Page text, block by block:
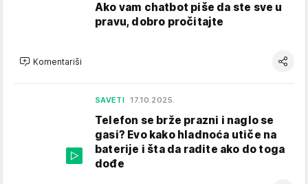
Ako vam chatbot piše da ste sve u
pravu, dobro pročitajte
Komentariši
SAVETI 17.10.2025.
Telefon se brže prazni i naglo se
gasi? Evo kako hladnoća utiče na
baterije i šta da radite ako do toga
dođe